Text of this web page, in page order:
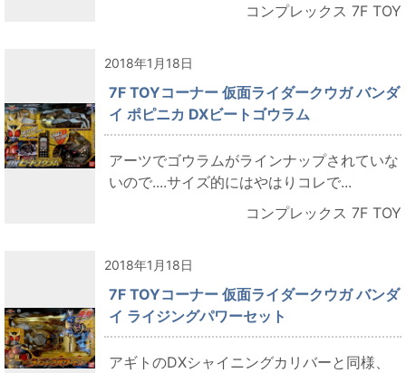
コンプレックス 7F TOY
2018年1月18日
7F TOYコーナー 仮面ライダークウガ バンダ
イ ポピニカ DXビートゴウラム
アーツでゴウラムがラインナップされていな
いので....サイズ的にはやはりコレで...
コンプレックス 7F TOY
2018年1月18日
7F TOYコーナー 仮面ライダークウガ バンダ
イ ライジングパワーセット
アギトのDXシャイニングカリバーと同様、